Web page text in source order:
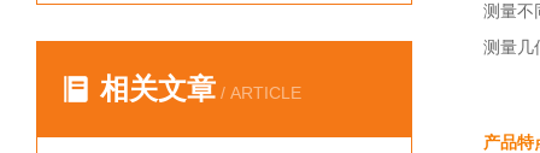
相关文章 / ARTICLE
测量不
测量几
产品特